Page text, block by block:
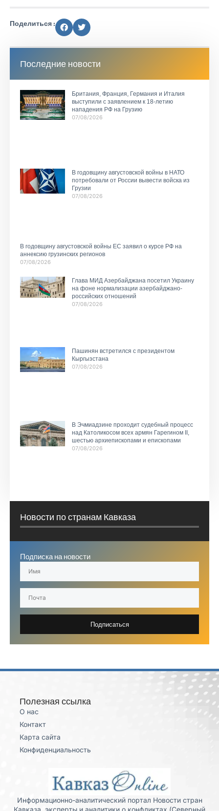
Поделиться :
Последние новости
Британия, Франция, Германия и Италия
выступили с заявлением к 18-летию
нападения РФ на Грузию
07/08/2026
В годовщину августовской войны в НАТО
потребовали от России вывести войска из
Грузии
07/08/2026
В годовщину августовской войны ЕС заявил о курсе РФ на
аннексию грузинских регионов
07/08/2026
Глава МИД Азербайджана посетил Украину
на фоне нормализации азербайджано-
российских отношений
07/08/2026
Пашинян встретился с президентом
Кыргызстана
07/08/2026
В Эчмиадзине проходит судебный процесс
над Католикосом всех армян Гарегином II,
шестью архиепископами и епископами
07/08/2026
Новости по странам Кавказа
Подписка на новости
Подписаться
Полезная ссылка
О нас
Контакт
Карта сайта
Конфиденциальность
Информационно-аналитический портал Новости стран
Кавказа, эксперты и аналитики о конфликтах (Северный